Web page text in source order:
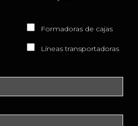
Formadoras de cajas
Líneas transportadoras